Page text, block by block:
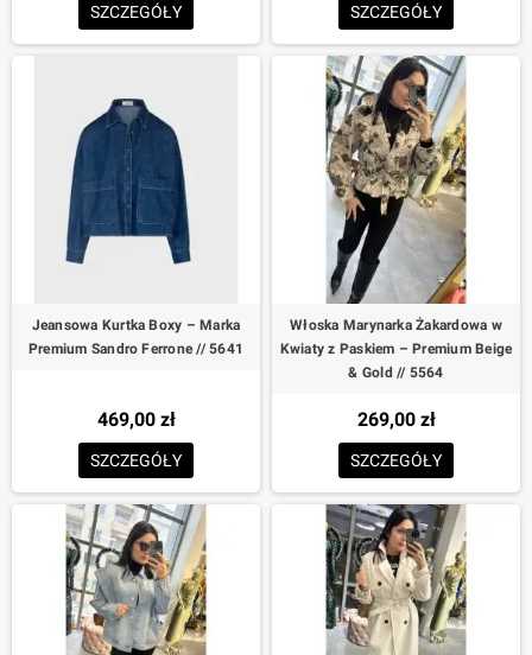
SZCZEGÓŁY SZCZEGÓŁY
Jeansowa Kurtka Boxy – Marka
Premium Sandro Ferrone // 5641
469,00 zł
SZCZEGÓŁY
Włoska Marynarka Żakardowa w
Kwiaty z Paskiem – Premium Beige
& Gold // 5564
269,00 zł
SZCZEGÓŁY